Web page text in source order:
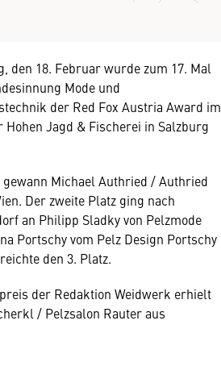
den 18. Februar wurde zum 17. Mal
Mode und
der Red Fox Austria Award im
Hohen Jagd & Fischerei in Salzburg
gewann Michael Authried / Authried
Der zweite Platz ging nach
an Philipp Sladky von Pelzmode
Portschy vom Pelz Design Portschy
den 3. Platz.
der Redaktion Weidwerk erhielt
/ Pelzsalon Rauter aus